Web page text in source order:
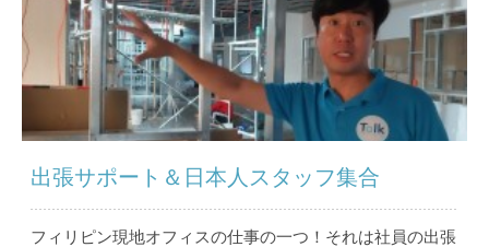
出張サポート＆日本人スタッフ集合
フィリピン現地オフィスの仕事の一つ！それは社員の出張